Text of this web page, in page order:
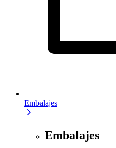
Embalajes
Embalajes